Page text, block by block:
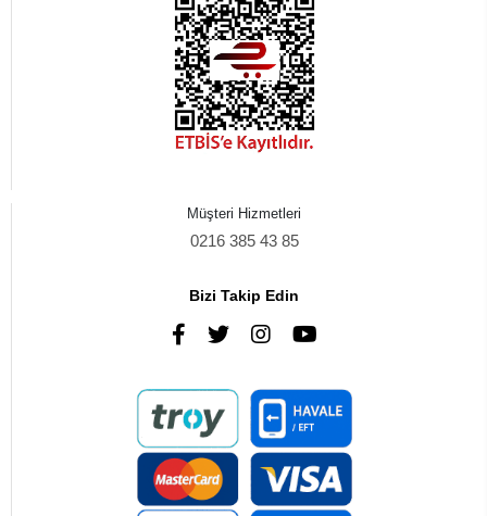
Müşteri Hizmetleri
0216 385 43 85
Bizi Takip Edin